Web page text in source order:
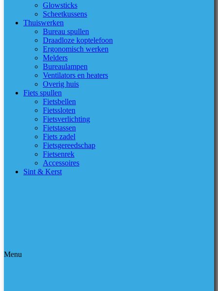
Glowsticks
Scheetkussens
Thuiswerken
Bureau spullen
Draadloze koptelefoon
Ergonomisch werken
Melders
Bureaulampen
Ventilators en heaters
Overig huis
Fiets spullen
Fietsbellen
Fietssloten
Fietsverlichting
Fietstassen
Fiets zadel
Fietsgereedschap
Fietsenrek
Accessoires
Sint & Kerst
Menu